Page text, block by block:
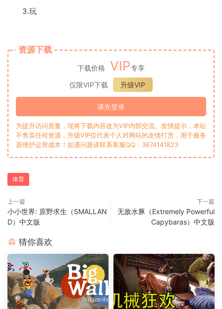
3.玩
资源下载
下载价格 VIP专享
仅限VIP下载
升级VIP
请先登录
为提升访问质量，现将下载内容改为VIP内部交流。友情提示，本站
不售卖任何资源，升级VIP仅代表个人对网站的友情打赏，用于服务
器维护运营成本！如遇问题请联系客服QQ：3674141823
体育
上一篇
小小世界: 原野求生（SMALLAN
D）中文版
下一篇
无敌水豚（Extremely Powerful
Capybaras）中文版
猜你喜欢